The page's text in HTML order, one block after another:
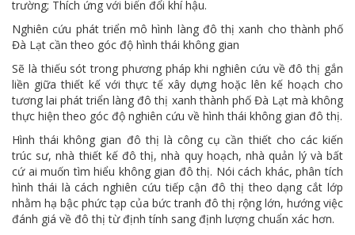
trường; Thích ứng với biến đổi khí hậu.
Nghiên cứu phát triển mô hình làng đô thị xanh cho thành phố
Đà Lạt cần theo góc độ hình thái không gian
Sẽ là thiếu sót trong phương pháp khi nghiên cứu về đô thị gắn
liền giữa thiết kế với thực tế xây dựng hoặc lên kế hoạch cho
tương lai phát triển làng đô thị xanh thành phố Đà Lạt mà không
thực hiện theo góc độ nghiên cứu về hình thái không gian đô thị.
Hình thái không gian đô thị là công cụ cần thiết cho các kiến
trúc sư, nhà thiết kế đô thị, nhà quy hoạch, nhà quản lý và bất
cứ ai muốn tìm hiểu không gian đô thị. Nói cách khác, phân tích
hình thái là cách nghiên cứu tiếp cận đô thị theo dạng cắt lớp
nhằm hạ bậc phức tạp của bức tranh đô thị rộng lớn, hướng việc
đánh giá về đô thị từ định tính sang định lượng chuẩn xác hơn.